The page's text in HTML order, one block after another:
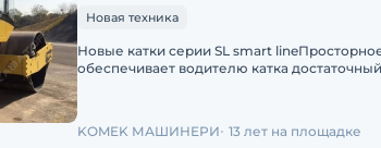
Новая техника
Новые катки серии SL smart
обеспечивает водителю катка
KOMEK МАШИНЕРИ 13 лет на площадке